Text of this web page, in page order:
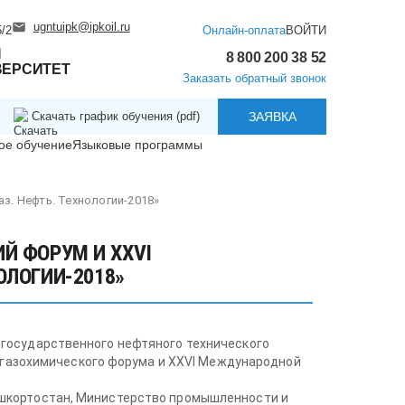
2 ugntuipk@ipkoil.ru Онлайн-оплатаВОЙТИ
8 800 200 38 52
Заказать обратный звонок
Скачать график обучения (pdf)
ЗАЯВКА
обучениеЯзыковые программы
Нефть. Технологии-2018»
ФОРУМ И XXVI
2018»
нефтяного технического
форума и XXVI Международной
Министерство промышленности и